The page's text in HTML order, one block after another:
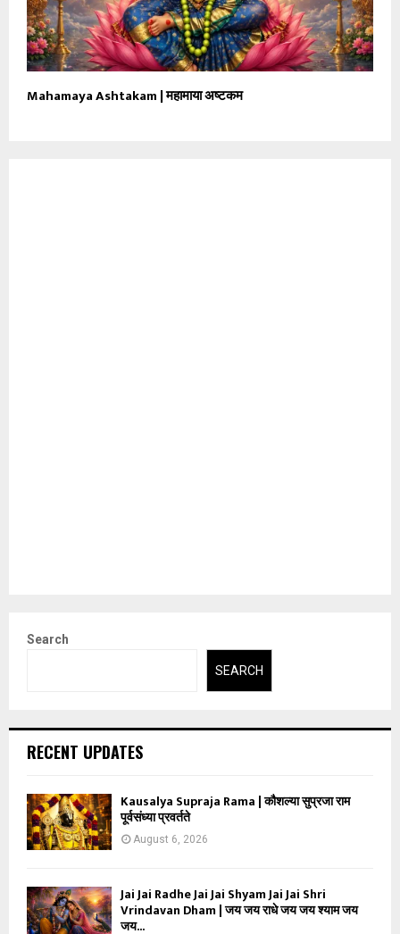
Mahamaya Ashtakam | महामाया अष्टकम
Search
SEARCH
RECENT UPDATES
Kausalya Supraja Rama | कौशल्या सुप्रजा राम
पूर्वसंध्या प्रवर्तते
August 6, 2026
Jai Jai Radhe Jai Jai Shyam Jai Jai Shri
Vrindavan Dham | जय जय राधे जय जय श्याम जय
जय...